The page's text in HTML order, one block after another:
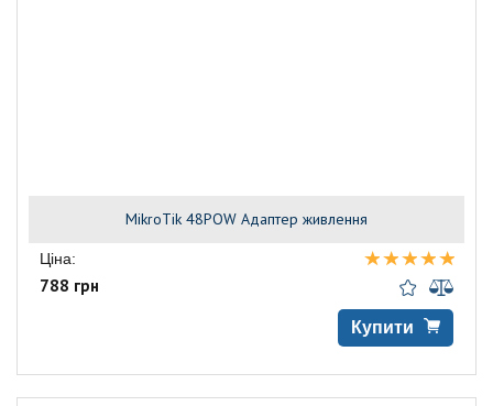
MikroTik 48POW Адаптер живлення
Ціна:
788 грн
Купити